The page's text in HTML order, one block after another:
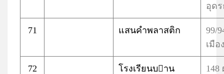
อุด
71 แสนคำพลาสติก
99/
เมือ
72
โรงเรียนบาน
148